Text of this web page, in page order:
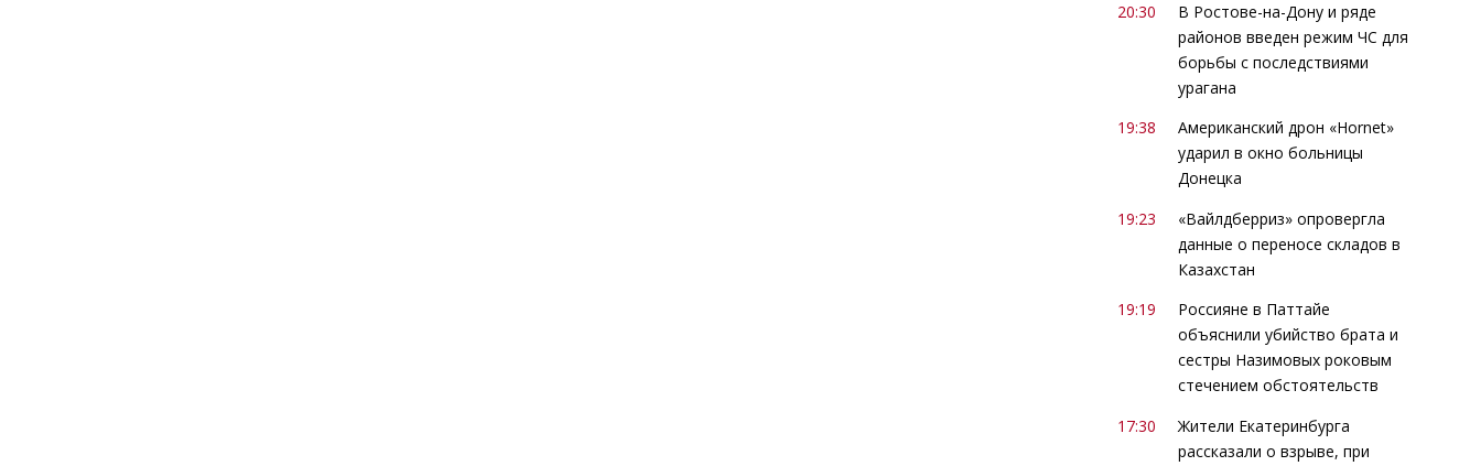
20:30
В Ростове-на-Дону и ряде
районов введен режим ЧС для
борьбы с последствиями
урагана
19:38
Американский дрон «Hornet»
ударил в окно больницы
Донецка
19:23
«Вайлдберриз» опровергла
данные о переносе складов в
Казахстан
19:19
Россияне в Паттайе
объяснили убийство брата и
сестры Назимовых роковым
стечением обстоятельств
17:30
Жители Екатеринбурга
рассказали о взрыве, при